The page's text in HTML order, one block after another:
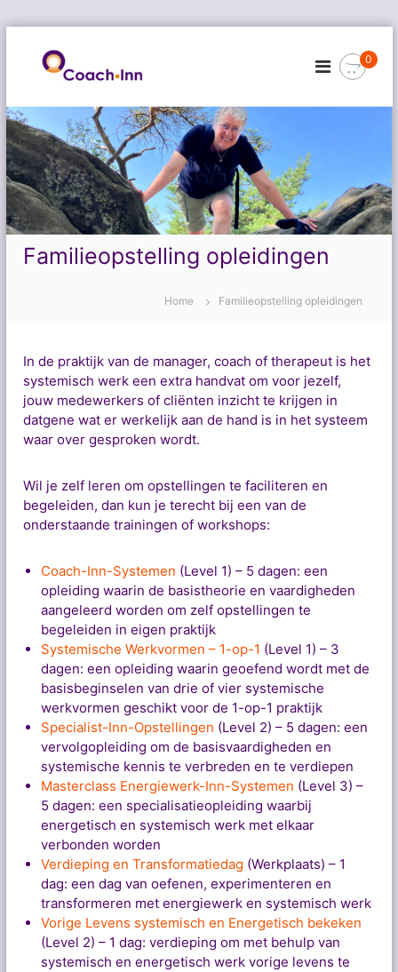
a
r
d
e
i
n
h
0
Familieopstelling opleidingen
Home Familieopstelling opleidingen
In de praktijk van de manager, coach of therapeut is het
systemisch werk een extra handvat om voor jezelf,
jouw medewerkers of cliënten inzicht te krijgen in
datgene wat er werkelijk aan de hand is in het systeem
waar over gesproken wordt.
Wil je zelf leren om opstellingen te faciliteren en
begeleiden, dan kun je terecht bij een van de
onderstaande trainingen of workshops:
Coach-Inn-Systemen (Level 1) – 5 dagen: een
opleiding waarin de basistheorie en vaardigheden
aangeleerd worden om zelf opstellingen te
begeleiden in eigen praktijk
Systemische Werkvormen – 1-op-1 (Level 1) – 3
dagen: een opleiding waarin geoefend wordt met de
basisbeginselen van drie of vier systemische
werkvormen geschikt voor de 1-op-1 praktijk
Specialist-Inn-Opstellingen (Level 2) – 5 dagen: een
vervolgopleiding om de basisvaardigheden en
systemische kennis te verbreden en te verdiepen
Masterclass Energiewerk-Inn-Systemen (Level 3) –
5 dagen: een specialisatieopleiding waarbij
energetisch en systemisch werk met elkaar
verbonden worden
Verdieping en Transformatiedag (Werkplaats) – 1
dag: een dag van oefenen, experimenteren en
transformeren met energiewerk en systemisch werk
Vorige Levens systemisch en Energetisch bekeken
(Level 2) – 1 dag: verdieping om met behulp van
systemisch en energetisch werk vorige levens te